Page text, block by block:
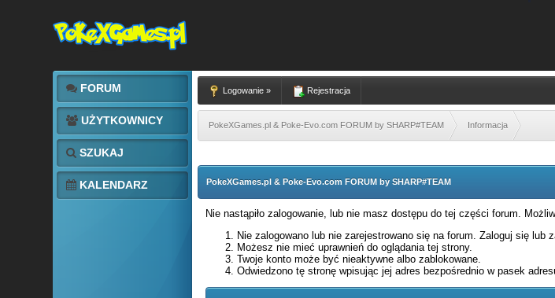
FORUM
UŻYTKOWNICY
SZUKAJ
KALENDARZ
Logowanie » Rejestracja
PokeXGames.pl & Poke-Evo.com FORUM by SHARP#TEAM Informacja
PokeXGames.pl & Poke-Evo.com FORUM by SHARP#TEAM
Nie nastąpiło zalogowanie, lub nie masz dostępu do tej części forum.
Nie zalogowano lub nie zarejestrowano się na forum. Zaloguj się lub
Możesz nie mieć uprawnień do oglądania tej strony.
Twoje konto może być nieaktywne albo zablokowane.
Odwiedzono tę stronę wpisując jej adres bezpośrednio w pasek